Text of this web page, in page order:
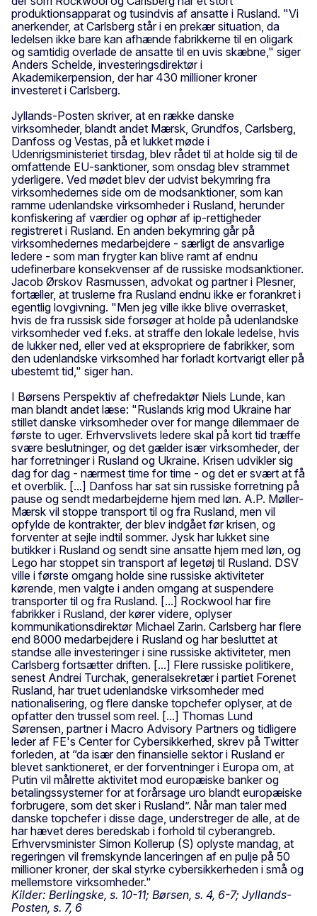
produktionsapparat og tusindvis af ansatte i Rusland. "Vi
anerkender, at Carlsberg står i en prekær situation, da
ledelsen ikke bare kan afhænde fabrikkerne til en oligark
og samtidig overlade de ansatte til en uvis skæbne," siger
Anders Schelde, investeringsdirektør i
Akademikerpension, der har 430 millioner kroner
investeret i Carlsberg.
Jyllands-Posten skriver, at en række danske
virksomheder, blandt andet Mærsk, Grundfos, Carlsberg,
Danfoss og Vestas, på et lukket møde i
Udenrigsministeriet tirsdag, blev rådet til at holde sig til de
omfattende EU-sanktioner, som onsdag blev strammet
yderligere. Ved mødet blev der udvist bekymring fra
virksomhedernes side om de modsanktioner, som kan
ramme udenlandske virksomheder i Rusland, herunder
konfiskering af værdier og ophør af ip-rettigheder
registreret i Rusland. En anden bekymring går på
virksomhedernes medarbejdere - særligt de ansvarlige
ledere - som man frygter kan blive ramt af endnu
udefinerbare konsekvenser af de russiske modsanktioner.
Jacob Ørskov Rasmussen, advokat og partner i Plesner,
fortæller, at truslerne fra Rusland endnu ikke er forankret i
egentlig lovgivning. "Men jeg ville ikke blive overrasket,
hvis de fra russisk side forsøger at holde på udenlandske
virksomheder ved f.eks. at straffe den lokale ledelse, hvis
de lukker ned, eller ved at ekspropriere de fabrikker, som
den udenlandske virksomhed har forladt kortvarigt eller på
ubestemt tid," siger han.
I Børsens Perspektiv af chefredaktør Niels Lunde, kan
man blandt andet læse: "Ruslands krig mod Ukraine har
stillet danske virksomheder over for mange dilemmaer de
første to uger. Erhvervslivets ledere skal på kort tid træffe
svære beslutninger, og det gælder især virksomheder, der
har forretninger i Rusland og Ukraine. Krisen udvikler sig
dag for dag - nærmest time for time - og det er svært at få
et overblik. [...] Danfoss har sat sin russiske forretning på
pause og sendt medarbejderne hjem med løn. A.P. Møller-
Mærsk vil stoppe transport til og fra Rusland, men vil
opfylde de kontrakter, der blev indgået før krisen, og
forventer at sejle indtil sommer. Jysk har lukket sine
butikker i Rusland og sendt sine ansatte hjem med løn, og
Lego har stoppet sin transport af legetøj til Rusland. DSV
ville i første omgang holde sine russiske aktiviteter
kørende, men valgte i anden omgang at suspendere
transporter til og fra Rusland. [...] Rockwool har fire
fabrikker i Rusland, der kører videre, oplyser
kommunikationsdirektør Michael Zarin. Carlsberg har flere
end 8000 medarbejdere i Rusland og har besluttet at
standse alle investeringer i sine russiske aktiviteter, men
Carlsberg fortsætter driften. [...] Flere russiske politikere,
senest Andrei Turchak, generalsekretær i partiet Forenet
Rusland, har truet udenlandske virksomheder med
nationalisering, og flere danske topchefer oplyser, at de
opfatter den trussel som reel. [...] Thomas Lund
Sørensen, partner i Macro Advisory Partners og tidligere
leder af FE's Center for Cybersikkerhed, skrev på Twitter
forleden, at “da især den finansielle sektor i Rusland er
blevet sanktioneret, er der forventninger i Europa om, at
Putin vil målrette aktivitet mod europæiske banker og
betalingssystemer for at forårsage uro blandt europæiske
forbrugere, som det sker i Rusland”. Når man taler med
danske topchefer i disse dage, understreger de alle, at de
har hævet deres beredskab i forhold til cyberangreb.
Erhvervsminister Simon Kollerup (S) oplyste mandag, at
regeringen vil fremskynde lanceringen af en pulje på 50
millioner kroner, der skal styrke cybersikkerheden i små og
mellemstore virksomheder."
Kilder: Berlingske, s. 10-11; Børsen, s. 4, 6-7; Jyllands-
Posten, s. 7, 6